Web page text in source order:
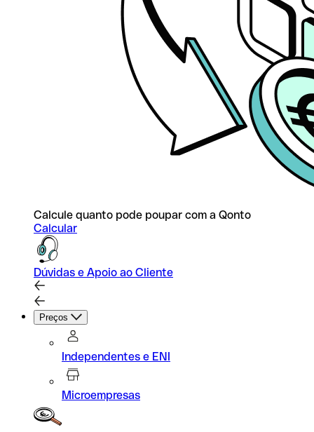
Calcule quanto pode poupar com a Qonto
Calcular
Dúvidas e Apoio ao Cliente
Preços
Independentes e ENI
Microempresas